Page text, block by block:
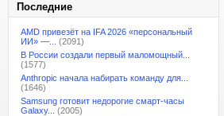
Последние
AMD привезёт на IFA 2026 «персональный
ИИ» —...
(2091)
В России создали первый маломощный...
(1577)
Anthropic начала набирать команду для...
(1646)
Samsung готовит недорогие смарт-часы
Galaxy...
(2005)